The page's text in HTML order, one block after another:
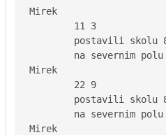
Mirek
Mirek
Mirek